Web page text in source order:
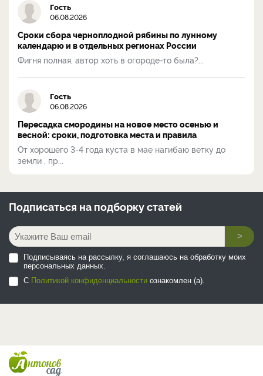
Гость
06.08.2026
Сроки сбора черноплодной рябины по лунному
календарю и в отдельных регионах России
Фигня полная, автор хоть в огороде-то была?...
Гость
06.08.2026
Пересадка смородины на новое место осенью и
весной: сроки, подготовка места и правила
От хорошего 3-4 года куста в мае нагибаю ветку до
земли , пр...
Подписаться на подборку статей
>
Подписываясь на рассылку, я соглашаюсь на обработку моих
персональных данных.
С Политикой конфиденциальности ознакомлен (а).